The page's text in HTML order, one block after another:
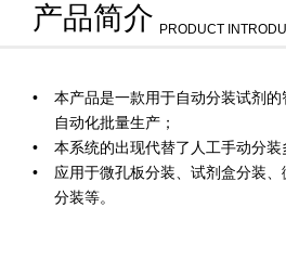
产品简介 PRODUCT
本产品是一款用于自动分装试剂
自动化批量生产；
本系统的出现代替了人工手动分装
应用于微孔板分装、试剂盒分装
分装等。